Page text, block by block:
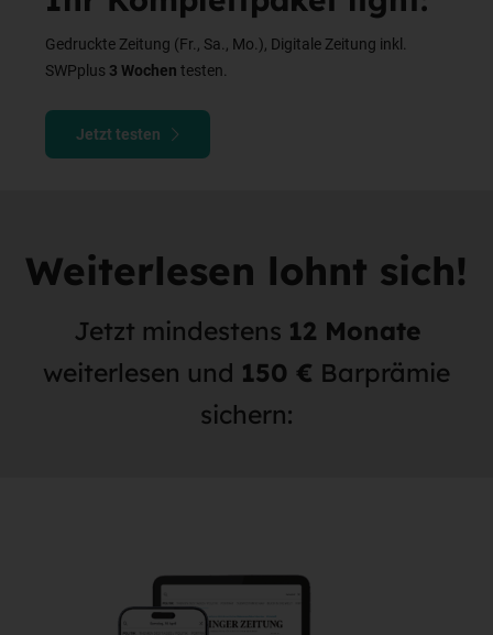
Gedruckte Zeitung (Fr., Sa., Mo.), Digitale Zeitung inkl.
SWPplus 3 Wochen testen.
Jetzt testen
Weiterlesen lohnt sich!
Jetzt mindestens 12 Monate
weiterlesen und 150 € Barprämie
sichern: